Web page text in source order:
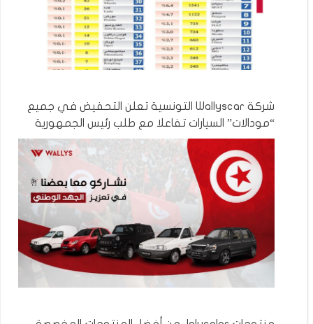
شركة Wallyscar التونسية تعلن التحفيض في جميع
“مودالات” السيارات تفاعلا مع طلب رئيس الجمهورية